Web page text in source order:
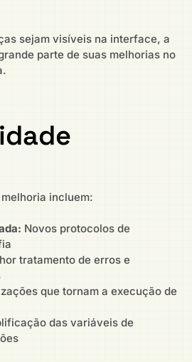
sejam visíveis na interface, a
parte de suas melhorias no
incluem:
Novos protocolos de
tratamento de erros e
que tornam a execução de
das variáveis de